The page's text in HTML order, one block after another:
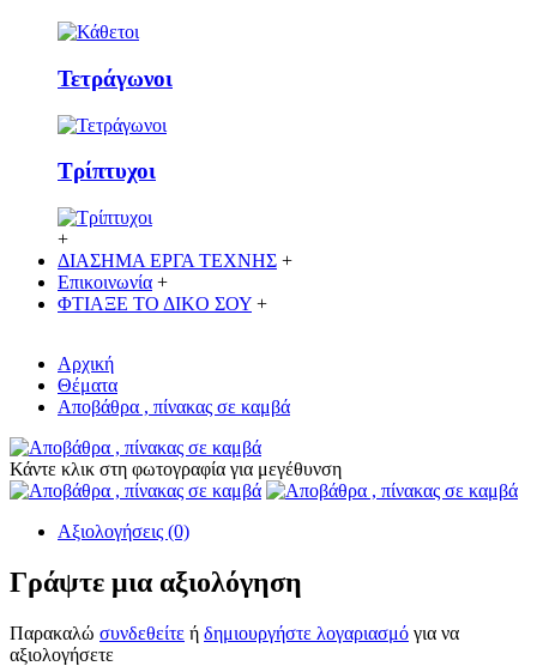
Τετράγωνοι
Τρίπτυχοι
+
ΔΙΑΣΗΜΑ ΕΡΓΑ ΤΕΧΝΗΣ +
Επικοινωνία +
ΦΤΙΑΞΕ ΤΟ ΔΙΚO ΣΟΥ +
Αρχική
Θέματα
Αποβάθρα , πίνακας σε καμβά
Κάντε κλικ στη φωτογραφία για μεγέθυνση
Αξιολογήσεις (0)
Γράψτε μια αξιολόγηση
Παρακαλώ συνδεθείτε ή δημιουργήστε λογαριασμό για να
αξιολογήσετε